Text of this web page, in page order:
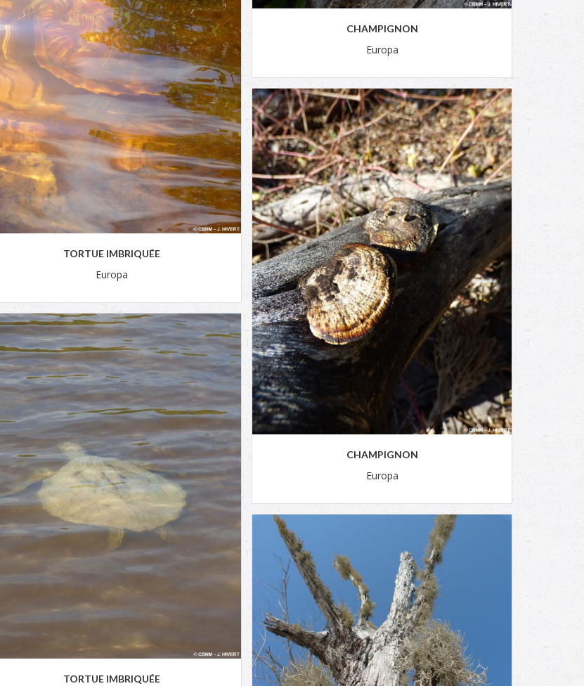
TORTUE IMBRIQUÉE
Europa
TORTUE IMBRIQUÉE
CHAMPIGNON
Europa
CHAMPIGNON
Europa